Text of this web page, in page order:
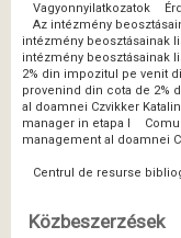
Vagyonnyilatkozatok
Az intézmény
intézmény beosztásainak
intézmény beosztásainak
2% din impozitul pe venit
provenind din cota de 2%
al doamnei Czvikker
manager in etapa I
management al doamnei
Centrul de resurse
Közbeszerzések